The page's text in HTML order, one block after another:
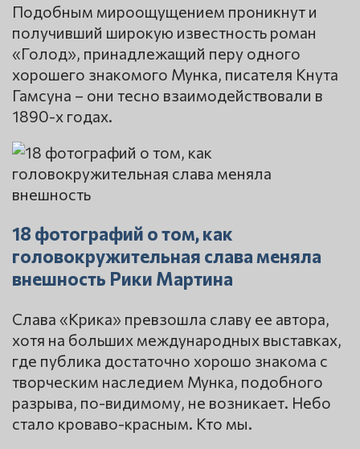
Подобным мироощущением проникнут и
получивший широкую известность роман
«Голод», принадлежащий перу одного
хорошего знакомого Мунка, писателя Кнута
Гамсуна – они тесно взаимодействовали в
1890-х годах.
18 фотографий о том, как
головокружительная слава меняла
внешность Рики Мартина
Слава «Крика» превзошла славу ее автора,
хотя на больших международных выставках,
где публика достаточно хорошо знакома с
творческим наследием Мунка, подобного
разрыва, по-видимому, не возникает. Небо
стало кроваво-красным. Кто мы.